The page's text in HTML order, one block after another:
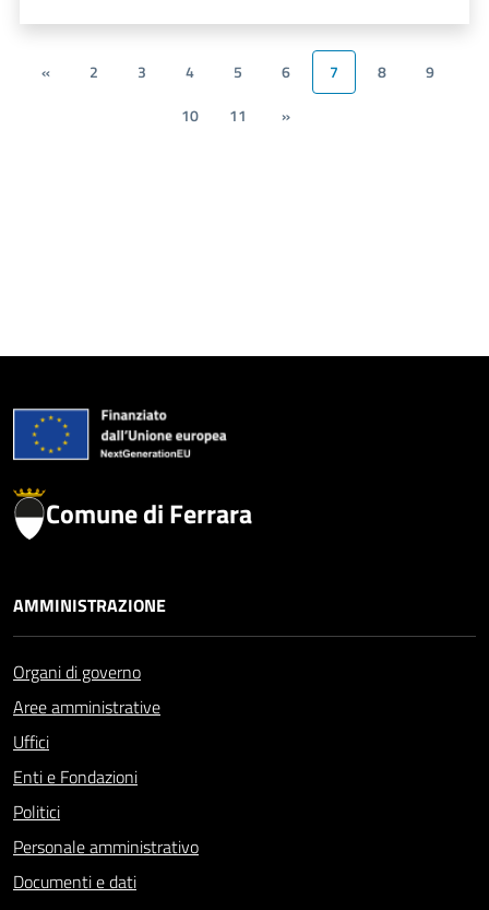
« 2 3 4 5 6 7 8
9
10
11 »
Comune di Ferrara
AMMINISTRAZIONE
Organi di governo
Aree amministrative
Uffici
Enti e Fondazioni
Politici
Personale amministrativo
Documenti e dati